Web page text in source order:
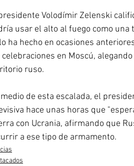
Volodímir Zelenski
usar el alto al fuego como una
ha hecho en ocasiones
celebraciones en Moscú,
ruso.
de esta escalada, el
hace unas horas que
con Ucrania, afirmando que
a ese tipo de armamento.